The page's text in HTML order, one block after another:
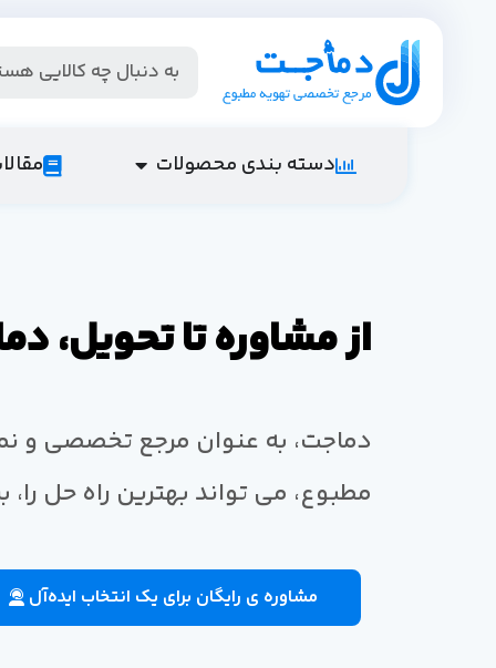
دسته بندی محصولات
از مشاوره تا
دماجت، به عنوان مرجع تخصصی و
مطبوع، می تواند بهترین راه حل
مشاوره ی رایگان برای یک انتخاب ایده‌آل